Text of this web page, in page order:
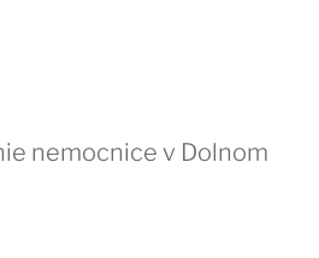
nemocnice v Dolnom